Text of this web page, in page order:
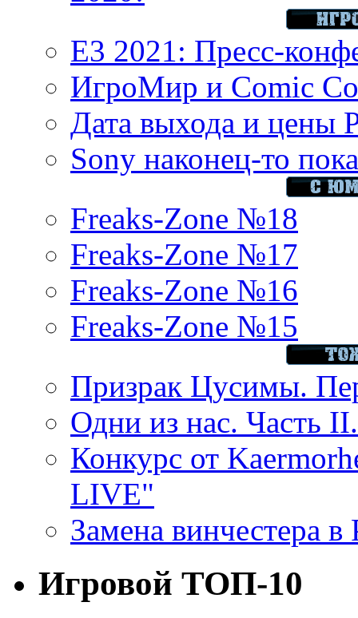
E3 2021: Пресс-
ИгроМир и Comic
Дата выхода и цены
Sony наконец-то
Freaks-Zone №18
Freaks-Zone №17
Freaks-Zone №16
Freaks-Zone №15
Призрак Цусимы.
Одни из нас. Часть
Конкурс от
LIVE"
Замена винчестера
Игровой ТОП-10